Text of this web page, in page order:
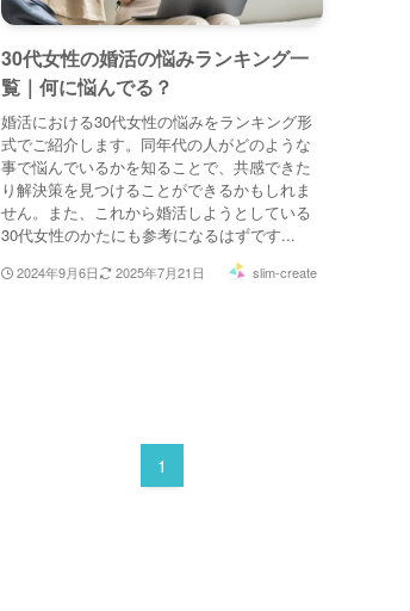
30代女性の婚活の悩みランキング一
覧｜何に悩んでる？
婚活における30代女性の悩みをランキング形
式でご紹介します。同年代の人がどのような
事で悩んでいるかを知ることで、共感できた
り解決策を見つけることができるかもしれま
せん。また、これから婚活しようとしている
30代女性のかたにも参考になるはずです...
2024年9月6日 2025年7月21日 slim-create
1